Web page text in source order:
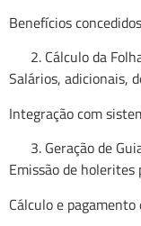
Benefícios
Cálculo da
Salários, adicionais,
Integração com
Geração de
Emissão de
Cálculo e